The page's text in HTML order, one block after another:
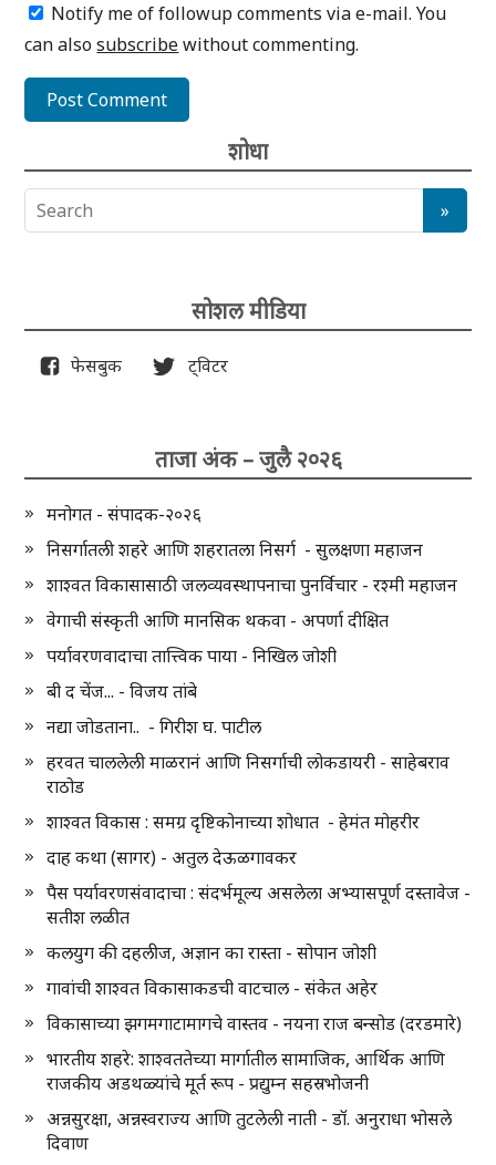
Notify me of followup comments via e-mail. You
can alsosubscribewithout commenting.
शोधा
सोशल मीडिया
फेसबुक ट्विटर
ताजा अंक – जुलै २०२६
मनोगत - संपादक-२०२६
निसर्गातली शहरे आणि शहरातला निसर्ग - सुलक्षणा महाजन
शाश्वत विकासासाठी जलव्यवस्थापनाचा पुनर्विचार - रश्मी महाजन
वेगाची संस्कृती आणि मानसिक थकवा - अपर्णा दीक्षित
पर्यावरणवादाचा तात्त्विक पाया - निखिल जोशी
बी द चेंज... - विजय तांबे
नद्या जोडताना.. - गिरीश घ. पाटील
हरवत चाललेली माळरानं आणि निसर्गाची लोकडायरी - साहेबराव
राठोड
शाश्वत विकास : समग्र दृष्टिकोनाच्या शोधात - हेमंत मोहरीर
दाह कथा (सागर) - अतुल देऊळगावकर
पैस पर्यावरणसंवादाचा : संदर्भमूल्य असलेला अभ्यासपूर्ण दस्तावेज -
सतीश लळीत
कलयुग की दहलीज, अज्ञान का रास्ता - सोपान जोशी
गावांची शाश्वत विकासाकडची वाटचाल - संकेत अहेर
विकासाच्या झगमगाटामागचे वास्तव - नयना राज बन्सोड (दरडमारे)
भारतीय शहरे: शाश्वततेच्या मार्गातील सामाजिक, आर्थिक आणि
राजकीय अडथळ्यांचे मूर्त रूप - प्रद्युम्न सहस्रभोजनी
अन्नसुरक्षा, अन्नस्वराज्य आणि तुटलेली नाती - डॉ. अनुराधा भोसले
दिवाण